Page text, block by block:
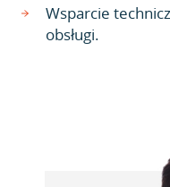
Wsparcie
obsługi.